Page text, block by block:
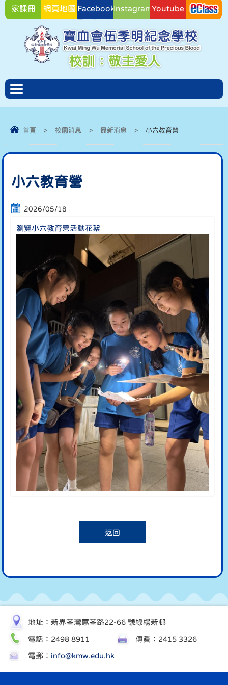
家課冊 網頁地圖 FacebookInstagramYoutube
首頁 > 校園消息 > 最新消息 > 小六教育營
小六教育營
2026/05/18
瀏覽小六教育營活動花絮
返回
地址：新界荃灣蕙荃路22-66 號綠楊新邨
電話：2498 8911 傳真：2415 3326
電郵： info@kmw.edu.hk